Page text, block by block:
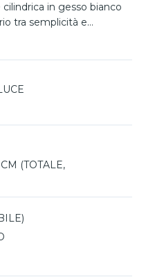
in gesso bianco
tra semplicità e
e verniciabile permette di
commerciale. Ideale
bancone bar o ambienti
più adatta alle proprie
fino a 145 cm
Completa
semplice e sicuro,
a molteplici contesti.
(TOTALE,